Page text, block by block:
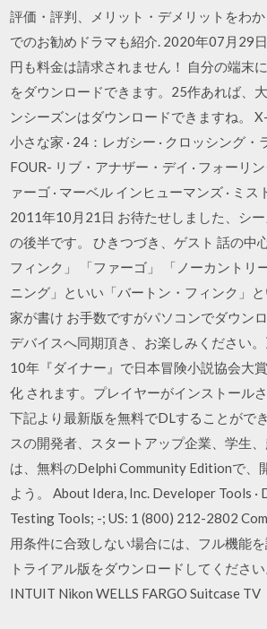
評価・評判、メリット・デメリットをわ
でのお勧めドラマも紹介. 2020年07月29
円も料金は請求されません！ 自分の端末
をダウンロードできます。25作あれば、
ンシーズンはダウンロードできますね。
小さな家 · 24：レガシー · クロッシング・
FOUR- リブ・アナザー・デイ · フォーリ
ァーゴ · マーベル インヒューマンズ · ミ
2011年10月21日 お待たせしました、シ
の後半です。 ひきつづき、ゲスト 話の中
フィンク」 「ファーゴ」 「ノーカントリ
ニング」といい「バートン・フィンク」
家が書け お手数ですがパソコンでダウン
デバイスへ同期頂き、お楽しみください。
10年『ダイナー』で日本冒険小説協会大
化 されます。プレイヤーがインストール
下記より最新版を無料でDLすることがで
スの開発者、スタートアップ企業、学生
は、無料のDelphi Community Editionで、
よう。 About Idera, Inc. Developer Tools ·
Testing Tools; -; US: 1 (800) 212-2802
用条件に合致しない場合には、フル機能
トライアル版をダウンロードしてくださ
INTUIT Nikon WELLS FARGO Suitcase TV